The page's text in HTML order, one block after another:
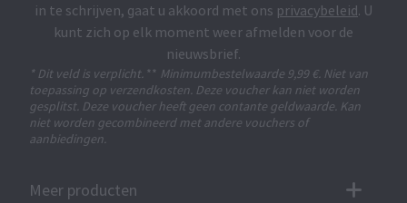
in te schrijven, gaat u akkoord met ons privacybeleid. U
kunt zich op elk moment weer afmelden voor de
nieuwsbrief.
* Dit veld is verplicht. ** Minimumbestelwaarde 9,99 €. Niet van
toepassing op verzendkosten. Deze voucher kan niet worden
gesplitst. Deze voucher heeft geen contante geldwaarde. Kan
niet worden gecombineerd met andere vouchers of
aanbiedingen.
Meer producten